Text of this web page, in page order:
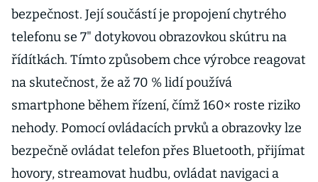
bezpečnost. Její součástí je propojení chytrého
telefonu se 7" dotykovou obrazovkou skútru na
řídítkách. Tímto způsobem chce výrobce reagovat
na skutečnost, že až 70 % lidí používá
smartphone během řízení, čímž 160× roste riziko
nehody. Pomocí ovládacích prvků a obrazovky lze
bezpečně ovládat telefon přes Bluetooth, přijímat
hovory, streamovat hudbu, ovládat navigaci a